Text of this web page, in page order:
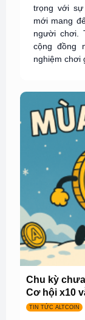
trọng với sự
mới mang
người chơi.
cộng đồng
nghiệm chơi
Chu kỳ
Cơ hội x10
TIN TỨC ALTCOIN